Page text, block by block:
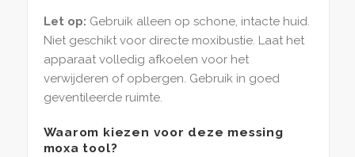
Let op: Gebruik alleen op schone, intacte huid.
Niet geschikt voor directe moxibustie. Laat het
apparaat volledig afkoelen voor het
verwijderen of opbergen. Gebruik in goed
geventileerde ruimte.
Waarom kiezen voor deze messing
moxa tool?